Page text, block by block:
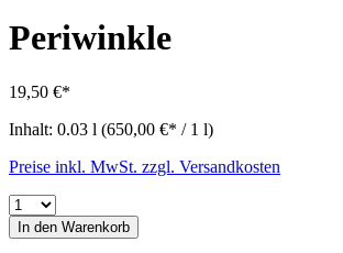
Periwinkle
19,50 €*
Inhalt: 0.03 l (650,00 €* / 1 l)
Preise inkl. MwSt. zzgl. Versandkosten
In den Warenkorb